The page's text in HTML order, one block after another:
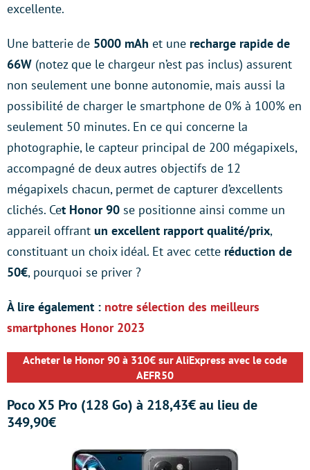
excellente.
Une batterie de 5000 mAh et une recharge rapide de
66W (notez que le chargeur n’est pas inclus) assurent
non seulement une bonne autonomie, mais aussi la
possibilité de charger le smartphone de 0% à 100% en
seulement 50 minutes. En ce qui concerne la
photographie, le capteur principal de 200 mégapixels,
accompagné de deux autres objectifs de 12
mégapixels chacun, permet de capturer d’excellents
clichés. Cet Honor 90 se positionne ainsi comme un
appareil offrant un excellent rapport qualité/prix,
constituant un choix idéal. Et avec cette réduction de
50€, pourquoi se priver ?
À lire également : notre sélection des meilleurs
smartphones Honor 2023
Acheter le Honor 90 à 310€ sur AliExpress avec le code
AEFR50
Poco X5 Pro (128 Go) à 218,43€ au lieu de
349,90€